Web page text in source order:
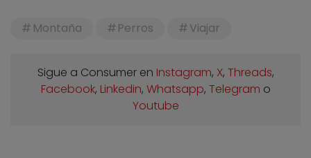
Montaña Perros Viajar
Sigue a Consumer en Instagram, X, Threads,
Facebook, Linkedin, Whatsapp, Telegram o
Youtube